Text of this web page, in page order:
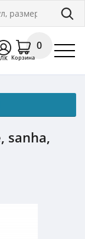
ЛК
0
Корзина
sanha,